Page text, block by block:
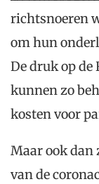
richtsnoeren
om hun
De druk op
kunnen zo
kosten voor
Maar ook dan
van de